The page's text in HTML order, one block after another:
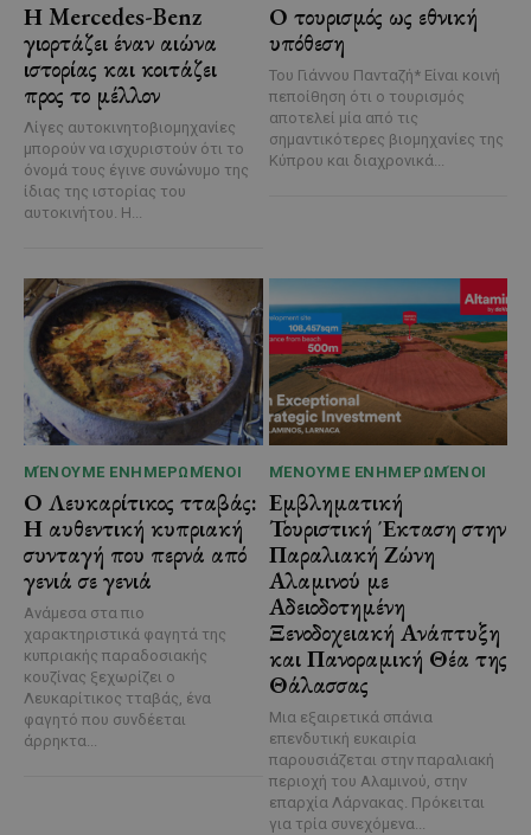
Η Mercedes-Benz
γιορτάζει έναν αιώνα
ιστορίας και κοιτάζει
προς το μέλλον
Λίγες αυτοκινητοβιομηχανίες
μπορούν να ισχυριστούν ότι το
όνομά τους έγινε συνώνυμο της
ίδιας της ιστορίας του
αυτοκινήτου. Η...
Ο τουρισμός ως εθνική
υπόθεση
Του Γιάννου Πανταζή* Είναι κοινή
πεποίθηση ότι ο τουρισμός
αποτελεί μία από τις
σημαντικότερες βιομηχανίες της
Κύπρου και διαχρονικά...
ΜΈΝΟΥΜΕ ΕΝΗΜΕΡΩΜΈΝΟΙ
Ο Λευκαρίτικος τταβάς:
Η αυθεντική κυπριακή
συνταγή που περνά από
γενιά σε γενιά
Ανάμεσα στα πιο
χαρακτηριστικά φαγητά της
κυπριακής παραδοσιακής
κουζίνας ξεχωρίζει ο
Λευκαρίτικος τταβάς, ένα
φαγητό που συνδέεται
άρρηκτα...
ΜΈΝΟΥΜΕ ΕΝΗΜΕΡΩΜΈΝΟΙ
Εμβληματική
Τουριστική Έκταση στην
Παραλιακή Ζώνη
Αλαμινού με
Αδειοδοτημένη
Ξενοδοχειακή Ανάπτυξη
και Πανοραμική Θέα της
Θάλασσας
Μια εξαιρετικά σπάνια
επενδυτική ευκαιρία
παρουσιάζεται στην παραλιακή
περιοχή του Αλαμινού, στην
επαρχία Λάρνακας. Πρόκειται
για τρία συνεχόμενα...